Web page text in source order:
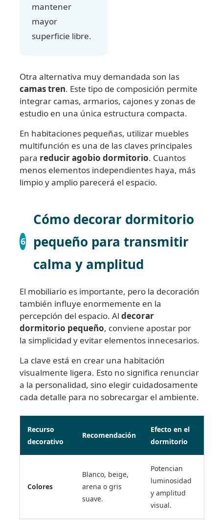
mantener
mayor
superficie libre.
Otra alternativa muy demandada son las
camas tren. Este tipo de composición permite
integrar camas, armarios, cajones y zonas de
estudio en una única estructura compacta.
En habitaciones pequeñas, utilizar muebles
multifunción es una de las claves principales
para reducir agobio dormitorio. Cuantos
menos elementos independientes haya, más
limpio y amplio parecerá el espacio.
6
Cómo decorar dormitorio
pequeño para transmitir
calma y amplitud
El mobiliario es importante, pero la decoración
también influye enormemente en la
percepción del espacio. Al decorar
dormitorio pequeño, conviene apostar por
la simplicidad y evitar elementos innecesarios.
La clave está en crear una habitación
visualmente ligera. Esto no significa renunciar
a la personalidad, sino elegir cuidadosamente
cada detalle para no sobrecargar el ambiente.
Recurso
decorativo
Recomendación
Efecto en el
dormitorio
Colores
Blanco, beige,
arena o gris
suave.
Potencian
luminosidad
y amplitud
visual.